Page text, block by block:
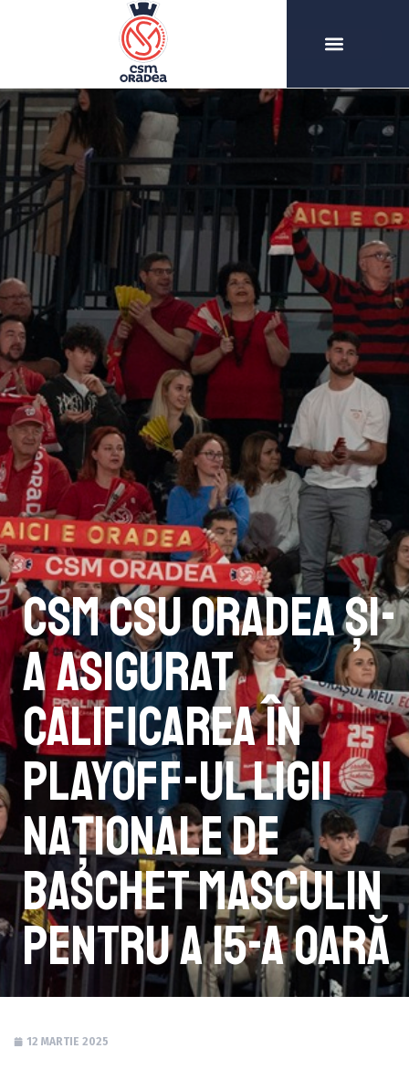
CSM CSU Oradea și-
a asigurat
calificarea în
playoff-ul Ligii
Naționale de
baschet masculin
pentru a 15-a oară
12 MARTIE 2025